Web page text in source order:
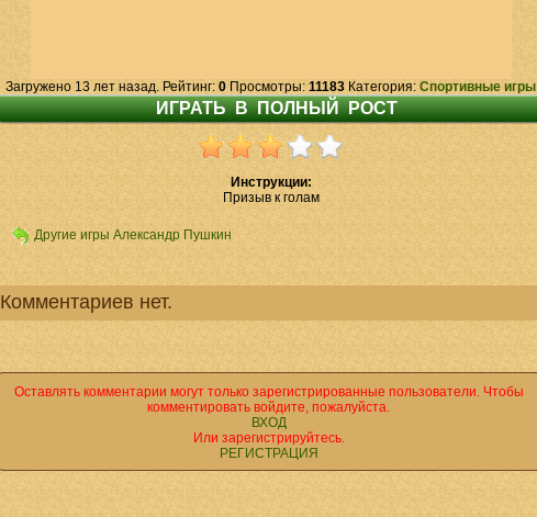
Загружено 13 лет назад. Рейтинг: 0 Просмотры: 11183 Категория: Спортивные игры
Инструкции:
Призыв к голам
Другие игры Александр Пушкин
Комментариев нет.
Оставлять комментарии могут только зарегистрированные пользователи. Чтобы
комментировать войдите, пожалуйста.
ВХОД
Или зарегистрируйтесь.
РЕГИСТРАЦИЯ